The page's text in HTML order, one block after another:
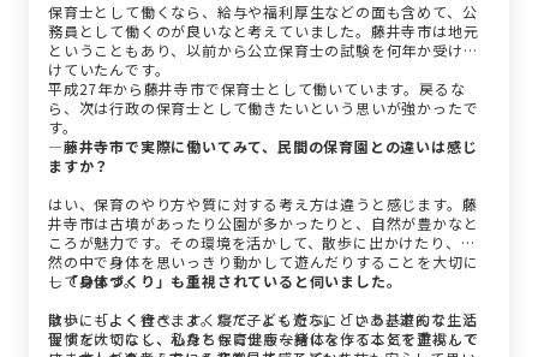
保育士として働くなら、給与や福利厚生などの面も含めて、公
務員として働くのが良いなと考えていました。藤井寺市は地元
ということもあり、以前から公立保育士の試験を何年か受け続
けていたんです。
平成27年から藤井寺市で保育士として働いています。戻るな
ら、次は行政の保育士として働きたいという思いが強かったで
す。
―藤井寺市で実際に働いてみて、民間の保育園との違いは感じ
ますか？
はい、保育のやり方や質に対する考え方は違うと感じます。藤
井寺市は古墳があったり公園が多かったりと、自然が豊かなと
ころが魅力です。その環境を活かして、散歩に出かけたり、自
然の中で身体を思いっきり動かして遊んだりすることを大切に
しています。
散歩にもよく行きます。ただ子どもたちに「さあ、遊んで」と
促すだけでなく、私たち保育士も一緒になって本気で遊ぶんで
―「身体づくり」も重視されていると伺いました。
はい、「よく食べ、よく寝て、よく遊ぶ」という基本的な生活
習慣を大切にし、心身ともに健康な身体を作ることを重視して